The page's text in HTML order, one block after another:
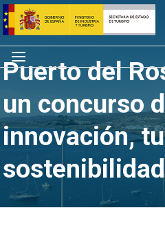
Saltar
al
contenido
Inicio
Menú
Puerto del
un concurso
innovación,
sostenibilidad